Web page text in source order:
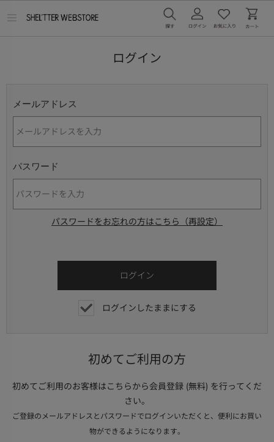
ログイン
メールアドレス
パスワード
パスワードをお忘れの方はこちら（再設定）
ログインしたままにする
初めてご利用の方
初めてご利用のお客様はこちらから会員登録 (無料) を行ってくだ
さい。
ご登録のメールアドレスとパスワードでログインいただくと、便利にお買い
物ができるようになります。